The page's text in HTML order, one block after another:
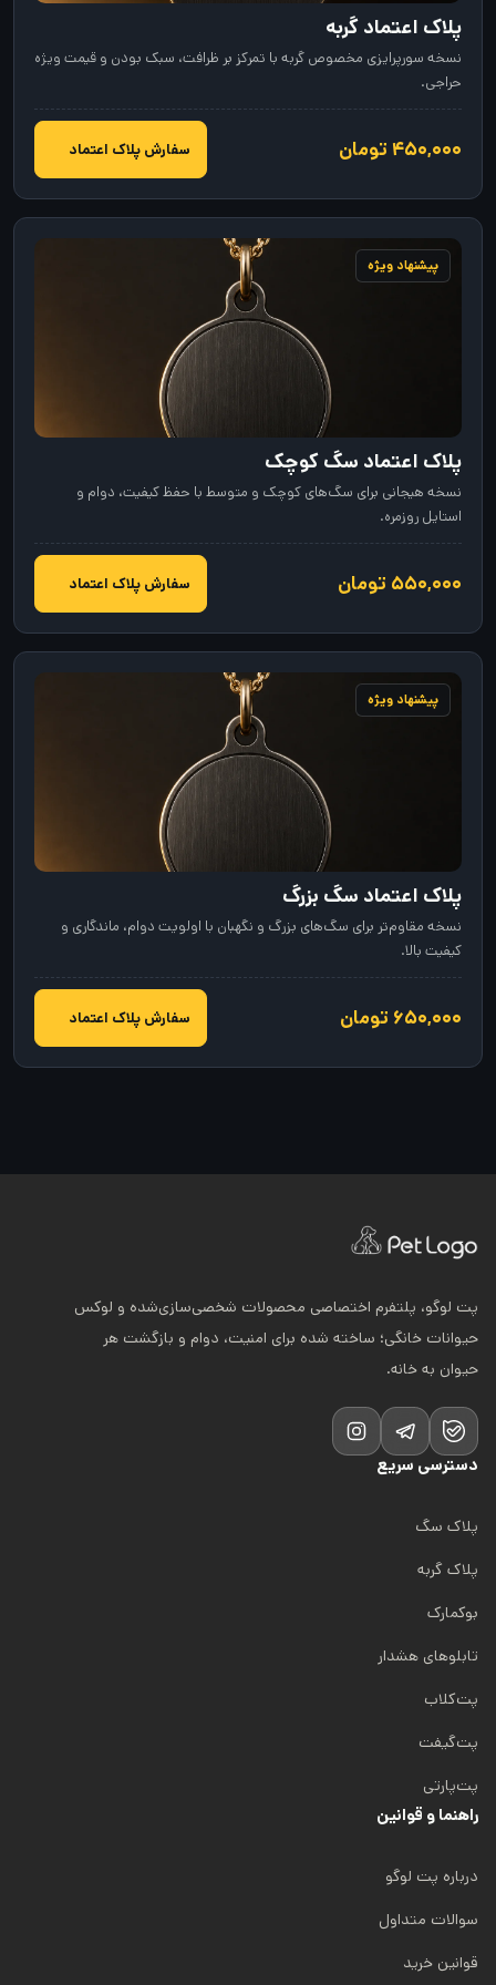
پلاک اعتماد گربه
نسخه سورپرایزی مخصوص گربه با تمرکز بر ظرافت، سبک بودن و قیمت ویژه
حراجی.
۴۵۰,۰۰۰ تومان سفارش پلاک اعتماد
پیشنهاد ویژه
پلاک اعتماد سگ کوچک
نسخه هیجانی برای سگ‌های کوچک و متوسط با حفظ کیفیت، دوام و
استایل روزمره.
۵۵۰,۰۰۰ تومان سفارش پلاک اعتماد
پیشنهاد ویژه
پلاک اعتماد سگ بزرگ
نسخه مقاوم‌تر برای سگ‌های بزرگ و نگهبان با اولویت دوام، ماندگاری و
کیفیت بالا.
۶۵۰,۰۰۰ تومان سفارش پلاک اعتماد
پت لوگو، پلتفرم اختصاصی محصولات شخصی‌سازی‌شده و لوکس
حیوانات خانگی؛ ساخته شده برای امنیت، دوام و بازگشت هر
حیوان به خانه.
دسترسی سریع
پلاک سگ
پلاک گربه
بوکمارک
تابلوهای هشدار
پت‌کلاب
پت‌گیفت
پت‌پارتی
راهنما و قوانین
درباره پت لوگو
سوالات متداول
قوانین خرید